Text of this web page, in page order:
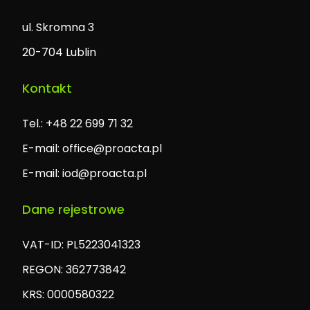
ul. Skromna 3
20-704 Lublin
Kontakt
Tel.: +48 22 699 71 32
E-mail: office@proacta.pl
E-mail: iod@proacta.pl
Dane rejestrowe
VAT-ID: PL5223041323
REGON: 362773842
KRS: 0000580322